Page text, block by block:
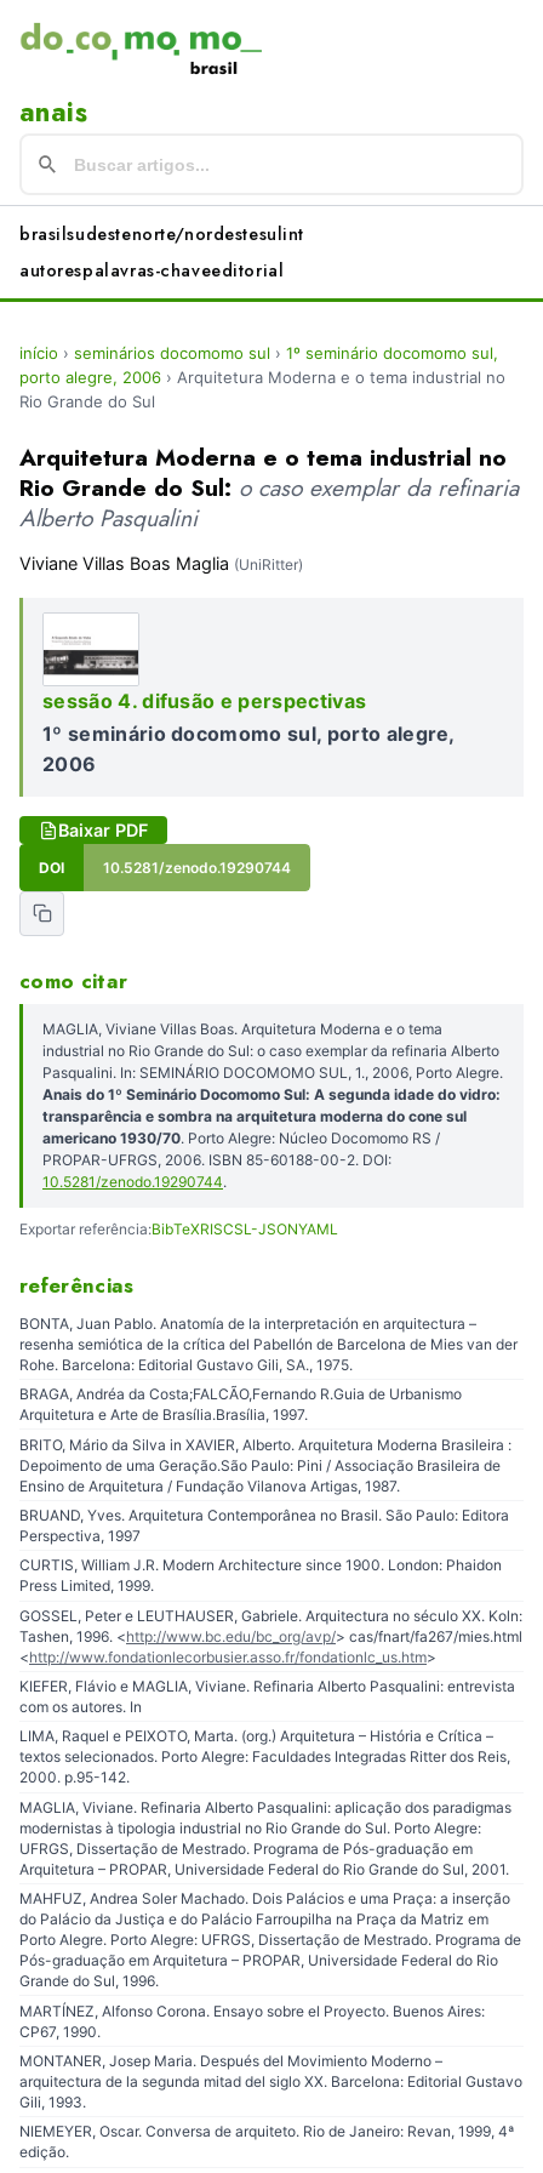
anais
brasilsudestenorte/nordestesulint
autorespalavras-chaveeditorial
início › seminários docomomo sul › 1º seminário docomomo sul,
porto alegre, 2006 › Arquitetura Moderna e o tema industrial no
Rio Grande do Sul
Arquitetura Moderna e o tema industrial no
Rio Grande do Sul: o caso exemplar da refinaria
Alberto Pasqualini
Viviane Villas Boas Maglia (UniRitter)
sessão 4. difusão e perspectivas
1º seminário docomomo sul, porto alegre,
2006
Baixar PDF
DOI 10.5281/zenodo.19290744
como citar
MAGLIA, Viviane Villas Boas. Arquitetura Moderna e o tema
industrial no Rio Grande do Sul: o caso exemplar da refinaria Alberto
Pasqualini. In: SEMINÁRIO DOCOMOMO SUL, 1., 2006, Porto Alegre.
Anais do 1º Seminário Docomomo Sul: A segunda idade do vidro:
transparência e sombra na arquitetura moderna do cone sul
americano 1930/70. Porto Alegre: Núcleo Docomomo RS /
PROPAR-UFRGS, 2006. ISBN 85-60188-00-2. DOI:
10.5281/zenodo.19290744.
Exportar referência:BibTeXRISCSL-JSONYAML
referências
BONTA, Juan Pablo. Anatomía de la interpretación en arquitectura –
resenha semiótica de la crítica del Pabellón de Barcelona de Mies van der
Rohe. Barcelona: Editorial Gustavo Gili, SA., 1975.
BRAGA, Andréa da Costa;FALCÃO,Fernando R.Guia de Urbanismo
Arquitetura e Arte de Brasília.Brasília, 1997.
BRITO, Mário da Silva in XAVIER, Alberto. Arquitetura Moderna Brasileira :
Depoimento de uma Geração.São Paulo: Pini / Associação Brasileira de
Ensino de Arquitetura / Fundação Vilanova Artigas, 1987.
BRUAND, Yves. Arquitetura Contemporânea no Brasil. São Paulo: Editora
Perspectiva, 1997
CURTIS, William J.R. Modern Architecture since 1900. London: Phaidon
Press Limited, 1999.
GOSSEL, Peter e LEUTHAUSER, Gabriele. Arquitectura no século XX. Koln:
Tashen, 1996. <http://www.bc.edu/bc_org/avp/> cas/fnart/fa267/mies.html
<http://www.fondationlecorbusier.asso.fr/fondationlc_us.htm>
KIEFER, Flávio e MAGLIA, Viviane. Refinaria Alberto Pasqualini: entrevista
com os autores. In
LIMA, Raquel e PEIXOTO, Marta. (org.) Arquitetura – História e Crítica –
textos selecionados. Porto Alegre: Faculdades Integradas Ritter dos Reis,
2000. p.95-142.
MAGLIA, Viviane. Refinaria Alberto Pasqualini: aplicação dos paradigmas
modernistas à tipologia industrial no Rio Grande do Sul. Porto Alegre:
UFRGS, Dissertação de Mestrado. Programa de Pós-graduação em
Arquitetura – PROPAR, Universidade Federal do Rio Grande do Sul, 2001.
MAHFUZ, Andrea Soler Machado. Dois Palácios e uma Praça: a inserção
do Palácio da Justiça e do Palácio Farroupilha na Praça da Matriz em
Porto Alegre. Porto Alegre: UFRGS, Dissertação de Mestrado. Programa de
Pós-graduação em Arquitetura – PROPAR, Universidade Federal do Rio
Grande do Sul, 1996.
MARTÍNEZ, Alfonso Corona. Ensayo sobre el Proyecto. Buenos Aires:
CP67, 1990.
MONTANER, Josep Maria. Después del Movimiento Moderno –
arquitectura de la segunda mitad del siglo XX. Barcelona: Editorial Gustavo
Gili, 1993.
NIEMEYER, Oscar. Conversa de arquiteto. Rio de Janeiro: Revan, 1999, 4ª
edição.